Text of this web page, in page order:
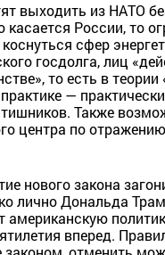
выходить из НАТО
касается России, то
сфер
госдолга, лиц
то есть в
практике —
Также
центра по
нового закона
лично Дональда
американскую
вперед.